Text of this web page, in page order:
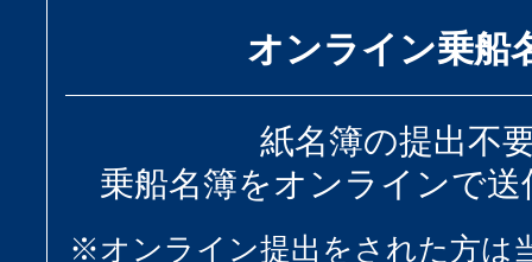
オンライン乗船
紙名簿の提出不
乗船名簿をオンラインで
※オンライン提出をされた方は